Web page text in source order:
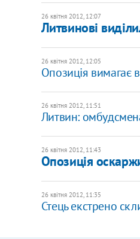
26 квітня 2012, 12:07
Литвинові
26 квітня 2012, 12:05
Опозиція вимагає
26 квітня 2012, 11:51
Литвин:
26 квітня 2012, 11:43
Опозиція
26 квітня 2012, 11:35
​Стець екстрено